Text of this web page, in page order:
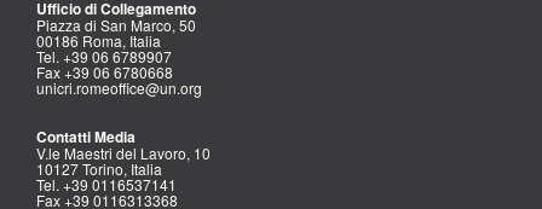
Ufficio di Collegamento
Piazza di San Marco, 50
00186 Roma, Italia
Tel. +39 06 6789907
Fax +39 06 6780668
unicri.romeoffice@un.org
Contatti Media
V.le Maestri del Lavoro, 10
10127 Torino, Italia
Tel. +39 0116537141
Fax +39 0116313368